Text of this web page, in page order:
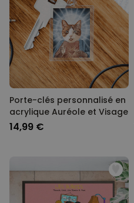
Porte-clés personnalisé en
acrylique Auréole et Visage
14,99 €